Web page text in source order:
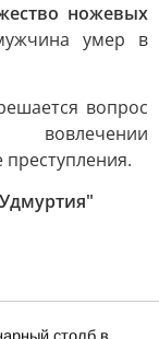
ножевых
умер в
вопрос